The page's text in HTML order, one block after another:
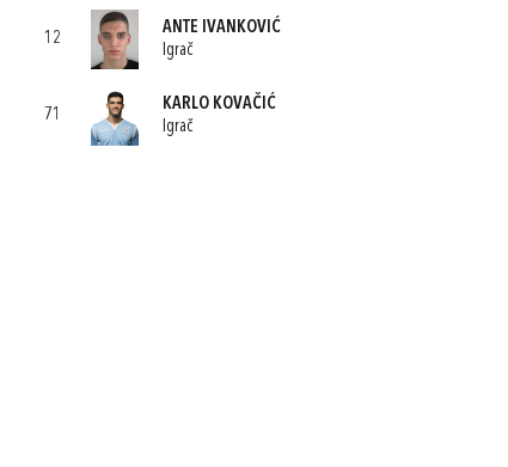
12
ANTE IVANKOVIĆ
Igrač
71
KARLO KOVAČIĆ
Igrač